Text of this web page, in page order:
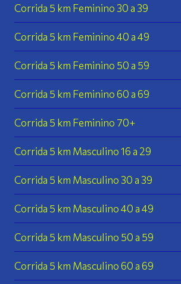
Corrida 5 km Feminino 30 a 39
Corrida 5 km Feminino 40 a 49
Corrida 5 km Feminino 50 a 59
Corrida 5 km Feminino 60 a 69
Corrida 5 km Feminino 70+
Corrida 5 km Masculino 16 a 29
Corrida 5 km Masculino 30 a 39
Corrida 5 km Masculino 40 a 49
Corrida 5 km Masculino 50 a 59
Corrida 5 km Masculino 60 a 69